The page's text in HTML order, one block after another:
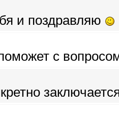
и поздравляю
с